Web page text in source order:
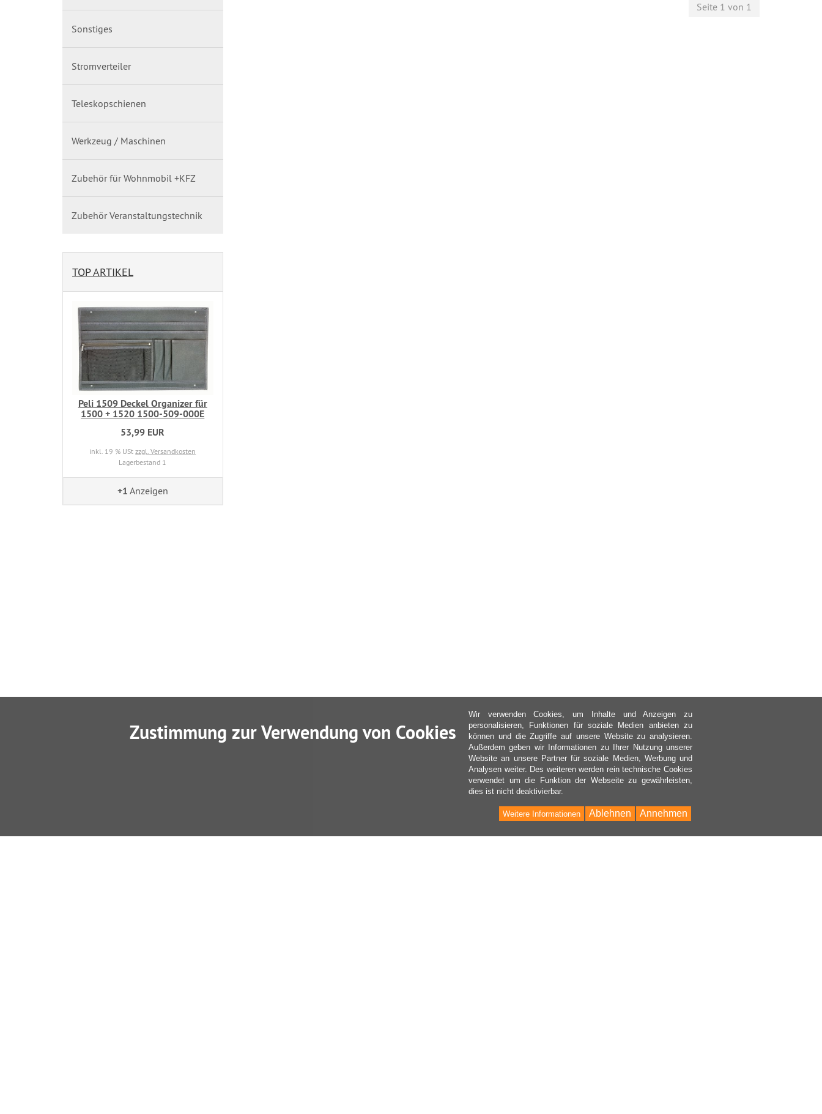
Seite 1 von 1
Sonstiges
Stromverteiler
Teleskopschienen
Werkzeug / Maschinen
Zubehör für Wohnmobil +KFZ
Zubehör Veranstaltungstechnik
TOP ARTIKEL
Peli 1509 Deckel Organizer für
1500 + 1520 1500-509-000E
53,99 EUR
inkl. 19 % UStzzgl. Versandkosten
Lagerbestand 1
+1 Anzeigen
Zustimmung zur Verwendung von Cookies
Wir verwenden Cookies, um Inhalte und Anzeigen zu
personalisieren, Funktionen für soziale Medien anbieten zu
können und die Zugriffe auf unsere Website zu analysieren.
Außerdem geben wir Informationen zu Ihrer Nutzung unserer
Website an unsere Partner für soziale Medien, Werbung und
Analysen weiter. Des weiteren werden rein technische Cookies
verwendet um die Funktion der Webseite zu gewährleisten,
dies ist nicht deaktivierbar.
Annehmen
Ablehnen
Weitere Informationen